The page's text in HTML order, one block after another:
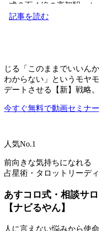
式２面４線の高架駅。
って当時隣駅であった...
記事を読む
じる「このままでいいん
わからない」というモヤ
デートさせる【新】戦略。
今すぐ無料で動画セミナ
人気No.1
前向きな気持ちになれる
占星術・タロットリーデ
あすコロ式・相談サ
【ナビるやん】
人に言えない悩みから使